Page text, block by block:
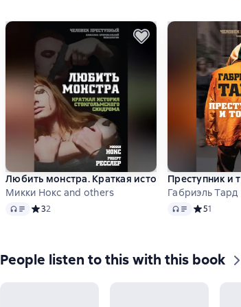
Любить монстра. Краткая история
Микки Нокс and others
Audio Средний рейтинг 3 на основе 2 оценок
32
Преступник и
Габриэль Тард
Audio Средний
51
People listen to this with this book